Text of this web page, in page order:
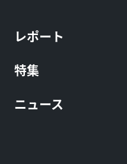
レポート
特集
ニュース